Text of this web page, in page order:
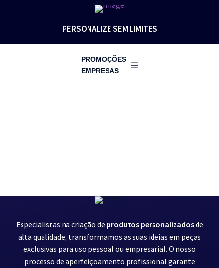
PERSONALIZE SEM LIMITES
PROMOÇÕES
EMPRESAS
Especialistas na criação de produtos personalizadosde
alta qualidade, transformamos as suas ideias em peças
exclusivas para uso pessoal ou empresarial. O nosso
processo de aperfeiçoamento profissional garante